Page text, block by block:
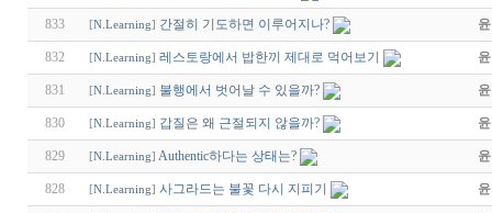
833 [N.Learning] 간절히 기도하면 이루어지나?
832 [N.Learning] 레스토랑에서 밥한끼 제대로 먹어보기
831 [N.Learning] 불행에서 벗어날 수 있을까?
830 [N.Learning] 갑질은 왜 근절되지 않을까?
829 [N.Learning] Authentic하다는 상태는?
828 [N.Learning] 사그라드는 불꽃 다시 지피기